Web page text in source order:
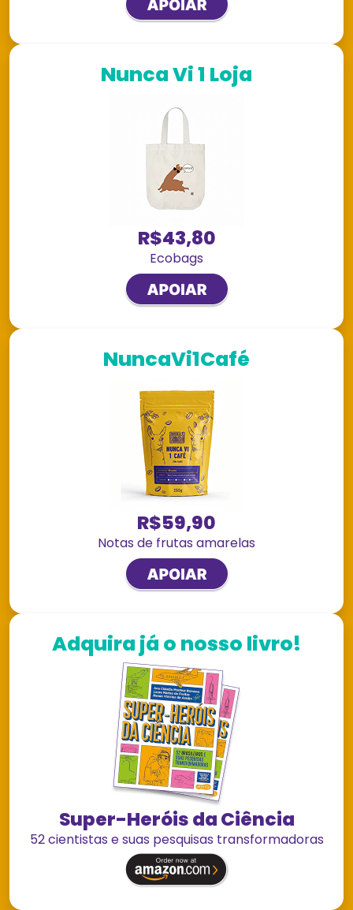
Nunca Vi 1 Loja
R$43,80
Ecobags
NuncaVi1Café
R$59,90
Notas de frutas amarelas
Adquira já o nosso livro!
Super-Heróis da Ciência
52 cientistas e suas pesquisas transformadoras